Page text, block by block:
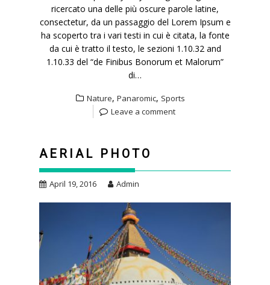
ricercato una delle più oscure parole latine,
consectetur, da un passaggio del Lorem Ipsum e
ha scoperto tra i vari testi in cui è citata, la fonte
da cui è tratto il testo, le sezioni 1.10.32 and
1.10.33 del “de Finibus Bonorum et Malorum”
di…
Nature, Panaromic, Sports
Leave a comment
AERIAL PHOTO
April 19, 2016 Admin